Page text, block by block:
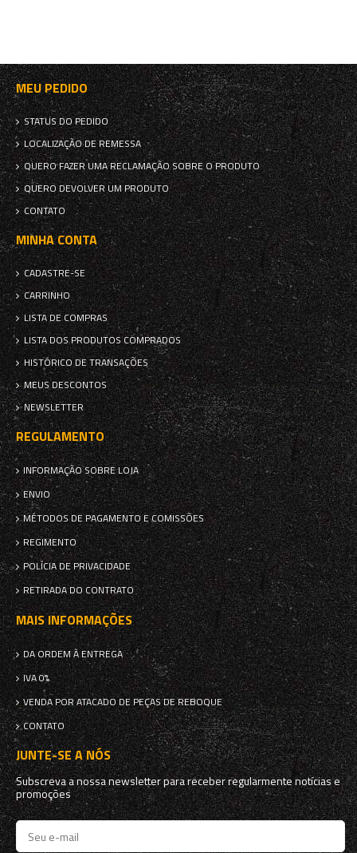
MEU PEDIDO
STATUS DO PEDIDO
LOCALIZAÇÃO DE REMESSA
QUERO FAZER UMA RECLAMAÇÃO SOBRE O PRODUTO
QUERO DEVOLVER UM PRODUTO
CONTATO
MINHA CONTA
CADASTRE-SE
CARRINHO
LISTA DE COMPRAS
LISTA DOS PRODUTOS COMPRADOS
HISTÓRICO DE TRANSAÇÕES
MEUS DESCONTOS
NEWSLETTER
REGULAMENTO
INFORMAÇÃO SOBRE LOJA
ENVIO
MÉTODOS DE PAGAMENTO E COMISSÕES
REGIMENTO
POLÍCIA DE PRIVACIDADE
RETIRADA DO CONTRATO
MAIS INFORMAÇÕES
DA ORDEM À ENTREGA
IVA 0%
VENDA POR ATACADO DE PEÇAS DE REBOQUE
CONTATO
JUNTE-SE A NÓS
Subscreva a nossa newsletter para receber regularmente notícias e
promoções